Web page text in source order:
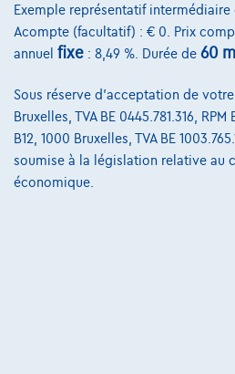
Exemple représentatif
Acompte (facultatif) : € 0. Prix
annuel fixe : 8,49 %. Durée de 60
Sous réserve d'acceptation de
Bruxelles, TVA BE 0445.781.316,
B12, 1000 Bruxelles, TVA BE
soumise à la législation relative au
économique.